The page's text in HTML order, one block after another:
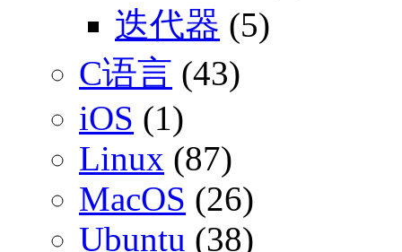
迭代器 (5)
C语言 (43)
iOS (1)
Linux (87)
MacOS (26)
Ubuntu (38)